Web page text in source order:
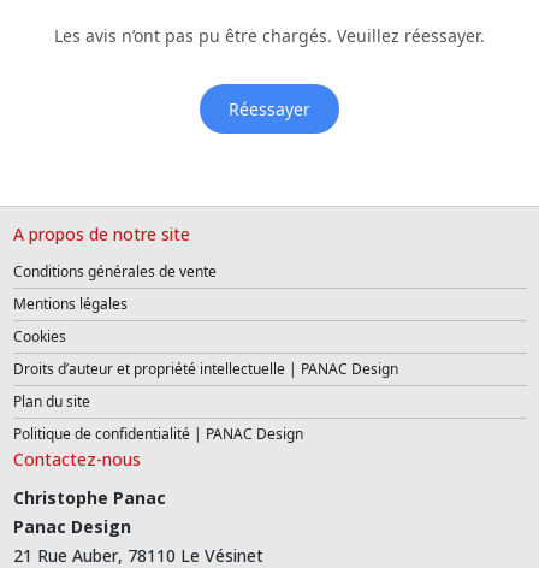
Les avis n’ont pas pu être chargés. Veuillez réessayer.
Réessayer
A propos de notre site
Conditions générales de vente
Mentions légales
Cookies
Droits d’auteur et propriété intellectuelle | PANAC Design
Plan du site
Politique de confidentialité | PANAC Design
Contactez-nous
Christophe Panac
Panac Design
21 Rue Auber, 78110 Le Vésinet